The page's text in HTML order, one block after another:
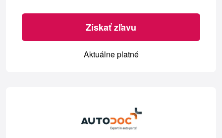
Získať zľavu
Aktuálne platné